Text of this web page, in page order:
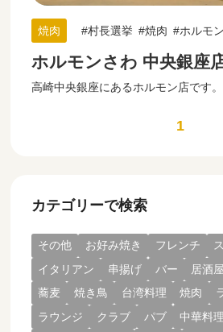
焼肉 村長選挙 焼肉 ホルモン
ホルモンさわ 中央銀座
高崎中央銀座にあるホルモン店です。
1
カテゴリーで検索
その他 お好み焼き フレンチ
イタリアン
串揚げ バー 居酒屋
蕎麦
焼き鳥 台湾料理 焼肉
ラウンジ
クラブ パブ
中華料理